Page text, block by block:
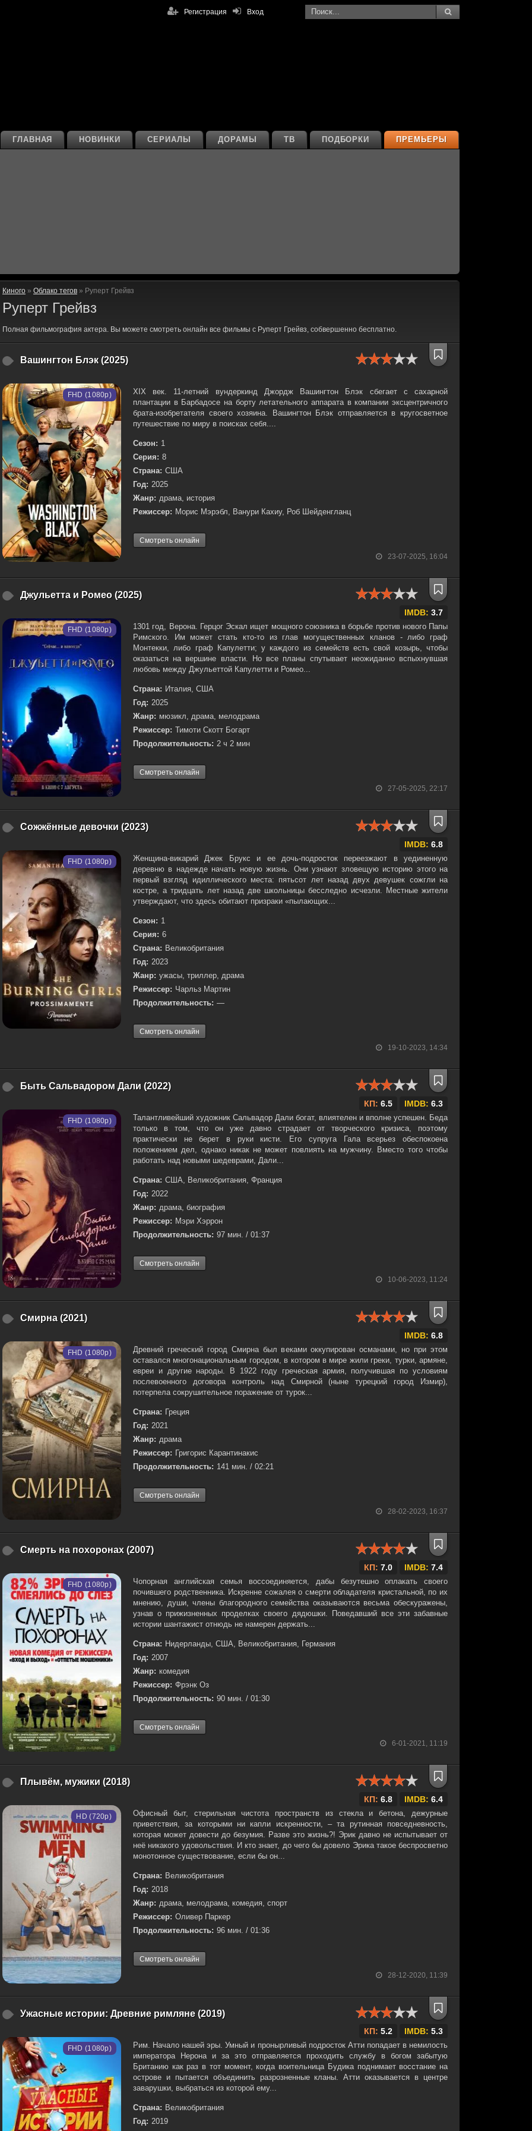
Вход
Регистрация
ПРЕМЬЕРЫ
ПОДБОРКИ
ТВ
ДОРАМЫ
СЕРИАЛЫ
НОВИНКИ
ГЛАВНАЯ
Киного » Облако тегов » Руперт Грейвз
Руперт Грейвз
Полная фильмография актера. Вы можете смотреть онлайн все фильмы с Руперт Грейвз, собвершенно бесплатно.
Вашингтон Блэк (2025)
23-07-2025, 16:04
FHD (1080p)
XIX век. 11-летний вундеркинд Джордж Вашингтон Блэк сбегает с сахарной
плантации в Барбадосе на борту летательного аппарата в компании эксцентричного
брата-изобретателя своего хозяина. Вашингтон Блэк отправляется в кругосветное
путешествие по миру в поисках себя....
Сезон: 1
Серия: 8
Страна: США
Год: 2025
Жанр: драма, история
Режиссер: Морис Мэрэбл, Ванури Кахиу, Роб Шейденгланц
Смотреть онлайн
Джульетта и Ромео (2025)
IMDB: 3.7
27-05-2025, 22:17
FHD (1080p)
1301 год, Верона. Герцог Эскал ищет мощного союзника в борьбе против нового Папы
Римского. Им может стать кто-то из глав могущественных кланов - либо граф
Монтекки, либо граф Капулетти; у каждого из семейств есть свой козырь, чтобы
оказаться на вершине власти. Но все планы спутывает неожиданно вспыхнувшая
любовь между Джульеттой Капулетти и Ромео...
Страна: Италия, США
Год: 2025
Жанр: мюзикл, драма, мелодрама
Режиссер: Тимоти Скотт Богарт
Продолжительность: 2 ч 2 мин
Смотреть онлайн
Сожжённые девочки (2023)
IMDB: 6.8
19-10-2023, 14:34
FHD (1080p)
Женщина-викарий Джек Брукс и ее дочь-подросток переезжают в уединенную
деревню в надежде начать новую жизнь. Они узнают зловещую историю этого на
первый взгляд идиллического места: пятьсот лет назад двух девушек сожгли на
костре, а тридцать лет назад две школьницы бесследно исчезли. Местные жители
утверждают, что здесь обитают призраки «пылающих...
Сезон: 1
Серия: 6
Страна: Великобритания
Год: 2023
Жанр: ужасы, триллер, драма
Режиссер: Чарльз Мартин
Продолжительность: —
Смотреть онлайн
Быть Сальвадором Дали (2022)
КП: 6.5 IMDB: 6.3
10-06-2023, 11:24
FHD (1080p)
Талантливейший художник Сальвадор Дали богат, влиятелен и вполне успешен. Беда
только в том, что он уже давно страдает от творческого кризиса, поэтому
практически не берет в руки кисти. Его супруга Гала всерьез обеспокоена
положением дел, однако никак не может повлиять на мужчину. Вместо того чтобы
работать над новыми шедеврами, Дали...
Страна: США, Великобритания, Франция
Год: 2022
Жанр: драма, биография
Режиссер: Мэри Хэррон
Продолжительность: 97 мин. / 01:37
Смотреть онлайн
Смирна (2021)
IMDB: 6.8
28-02-2023, 16:37
FHD (1080p)
Древний греческий город Смирна был веками оккупирован османами, но при этом
оставался многонациональным городом, в котором в мире жили греки, турки, армяне,
евреи и другие народы. В 1922 году греческая армия, получившая по условиям
послевоенного договора контроль над Смирной (ныне турецкий город Измир),
потерпела сокрушительное поражение от турок...
Страна: Греция
Год: 2021
Жанр: драма
Режиссер: Григорис Карантинакис
Продолжительность: 141 мин. / 02:21
Смотреть онлайн
Смерть на похоронах (2007)
КП: 7.0 IMDB: 7.4
6-01-2021, 11:19
FHD (1080p)
Чопорная английская семья воссоединяется, дабы безутешно оплакать своего
почившего родственника. Искренне сожалея о смерти обладателя кристальной, по их
мнению, души, члены благородного семейства оказываются весьма обескуражены,
узнав о прижизненных проделках своего дядюшки. Поведавший все эти забавные
истории шантажист отнюдь не намерен держать...
Страна: Нидерланды, США, Великобритания, Германия
Год: 2007
Жанр: комедия
Режиссер: Фрэнк Оз
Продолжительность: 90 мин. / 01:30
Смотреть онлайн
Плывём, мужики (2018)
КП: 6.8 IMDB: 6.4
28-12-2020, 11:39
HD (720p)
Офисный быт, стерильная чистота пространств из стекла и бетона, дежурные
приветствия, за которыми ни капли искренности, – та рутинная повседневность,
которая может довести до безумия. Разве это жизнь?! Эрик давно не испытывает от
неё никакого удовольствия. И кто знает, до чего бы довело Эрика такое беспросветно
монотонное существование, если бы он...
Страна: Великобритания
Год: 2018
Жанр: драма, мелодрама, комедия, спорт
Режиссер: Оливер Паркер
Продолжительность: 96 мин. / 01:36
Смотреть онлайн
Ужасные истории: Древние римляне (2019)
КП: 5.2 IMDB: 5.3
FHD (1080p)
Рим. Начало нашей эры. Умный и пронырливый подросток Атти попадает в немилость
императора Нерона и за это отправляется проходить службу в богом забытую
Британию как раз в тот момент, когда воительница Будика поднимает восстание на
острове и пытается объединить разрозненные кланы. Атти оказывается в центре
заварушки, выбраться из которой ему...
Страна: Великобритания
Год: 2019